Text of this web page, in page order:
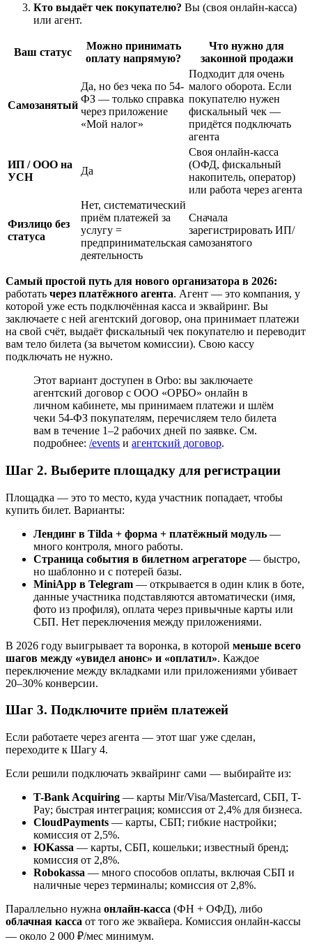
Кто выдаёт чек покупателю? Вы (своя онлайн-касса)
или агент.
Ваш статус
Можно принимать
оплату напрямую?
Что нужно для
законной продажи
Самозанятый
Да, но без чека по 54-
ФЗ — только справка
через приложение
«Мой налог»
Подходит для очень
малого оборота. Если
покупателю нужен
фискальный чек —
придётся подключать
агента
ИП / ООО на
УСН
Да
Своя онлайн-касса
(ОФД, фискальный
накопитель, оператор)
или работа через агента
Физлицо без
статуса
Нет, систематический
приём платежей за
услугу =
предпринимательская
деятельность
Сначала
зарегистрировать ИП/
самозанятого
Самый простой путь для нового организатора в 2026:
работать через платёжного агента. Агент — это компания, у
которой уже есть подключённая касса и эквайринг. Вы
заключаете с ней агентский договор, она принимает платежи
на свой счёт, выдаёт фискальный чек покупателю и переводит
вам тело билета (за вычетом комиссии). Свою кассу
подключать не нужно.
Этот вариант доступен в Orbo: вы заключаете
агентский договор с ООО «ОРБО» онлайн в
личном кабинете, мы принимаем платежи и шлём
чеки 54-ФЗ покупателям, перечисляем тело билета
вам в течение 1–2 рабочих дней по заявке. См.
подробнее: /events и агентский договор.
Шаг 2. Выберите площадку для регистрации
Площадка — это то место, куда участник попадает, чтобы
купить билет. Варианты:
Лендинг в Tilda + форма + платёжный модуль —
много контроля, много работы.
Страница события в билетном агрегаторе — быстро,
но шаблонно и с потерей базы.
MiniApp в Telegram — открывается в один клик в боте,
данные участника подставляются автоматически (имя,
фото из профиля), оплата через привычные карты или
СБП. Нет переключения между приложениями.
В 2026 году выигрывает та воронка, в которой меньше всего
шагов между «увидел анонс» и «оплатил». Каждое
переключение между вкладками или приложениями убивает
20–30% конверсии.
Шаг 3. Подключите приём платежей
Если работаете через агента — этот шаг уже сделан,
переходите к Шагу 4.
Если решили подключать эквайринг сами — выбирайте из:
T-Bank Acquiring — карты Mir/Visa/Mastercard, СБП, T-
Pay; быстрая интеграция; комиссия от 2,4% для бизнеса.
CloudPayments — карты, СБП; гибкие настройки;
комиссия от 2,5%.
ЮKassa — карты, СБП, кошельки; известный бренд;
комиссия от 2,8%.
Robokassa — много способов оплаты, включая СБП и
наличные через терминалы; комиссия от 2,8%.
Параллельно нужна онлайн-касса (ФН + ОФД), либо
облачная касса от того же эквайера. Комиссия онлайн-кассы
— около 2 000 ₽/мес минимум.